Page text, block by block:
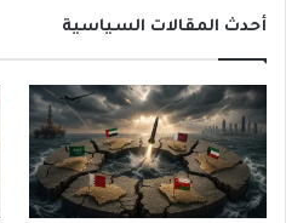
أحدث المقالات السياسية